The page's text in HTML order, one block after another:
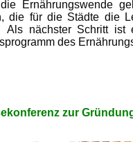
Ernährungswende
die für die Städte die
nächster Schritt ist
des
zur